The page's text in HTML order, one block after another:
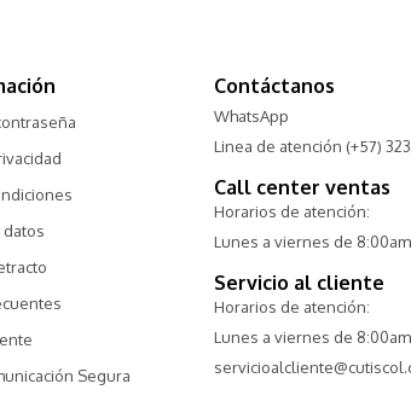
datos
Segura
Contáctanos
WhatsApp
Linea de atención (+57)
Call center ventas
Horarios de atención:
Lunes a viernes de
Servicio al cliente
Horarios de atención:
Lunes a viernes de